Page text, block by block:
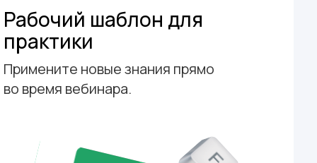
Рабочий шаблон для
практики
Примените новые знания прямо
во время вебинара.